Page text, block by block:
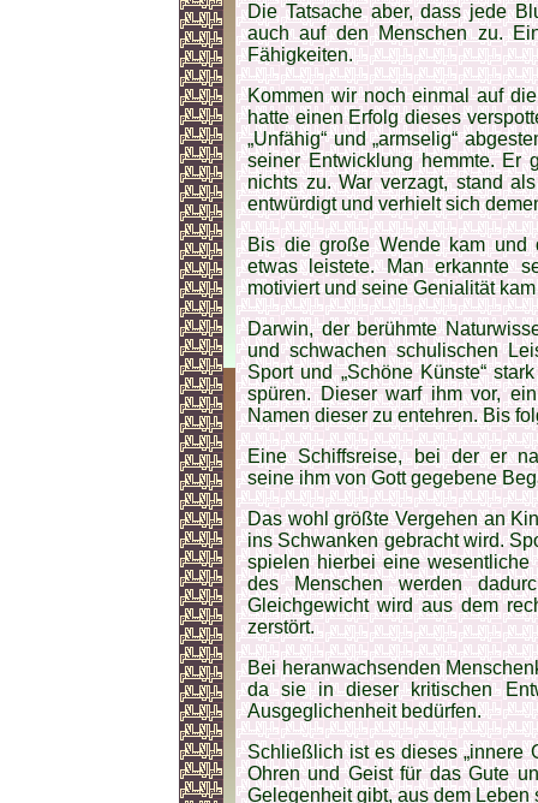
Die Tatsache aber, dass jede
auch auf den Menschen zu.
Fähigkeiten.
Kommen wir noch einmal auf
hatte einen Erfolg dieses
„Unfähig“ und „armselig“
seiner Entwicklung hemmte. Er
nichts zu. War verzagt, stand
entwürdigt und verhielt sich
Bis die große Wende kam und
etwas leistete. Man erkannte
motiviert und seine Genialität
Darwin, der berühmte
und schwachen schulischen
Sport und „Schöne Künste“
spüren. Dieser warf ihm vor,
Namen dieser zu entehren. Bis
Eine Schiffsreise, bei der er
seine ihm von Gott gegebene
Das wohl größte Vergehen an
ins Schwanken gebracht wird.
spielen hierbei eine wesentliche
des Menschen werden
Gleichgewicht wird aus dem
zerstört.
Bei heranwachsenden
da sie in dieser kritischen
Ausgeglichenheit bedürfen.
Schließlich ist es dieses „innere
Ohren und Geist für das Gute
Gelegenheit gibt, aus dem Leben